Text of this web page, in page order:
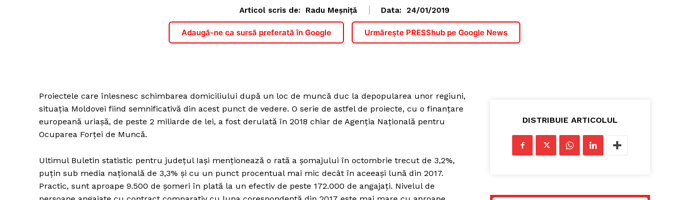
Articol scris de: Radu Meșniță Data: 24/01/2019
Adaugă-ne ca sursă preferată în Google Urmărește PRESShub pe Google News
Proiectele care înlesnesc schimbarea domiciliului după un loc de muncă duc la depopularea unor regiuni,
situația Moldovei fiind semnificativă din acest punct de vedere. O serie de astfel de proiecte, cu o finanțare
europeană uriașă, de peste 2 miliarde de lei, a fost derulată în 2018 chiar de Agenția Națională pentru
Ocuparea Forței de Muncă.
Ultimul Buletin statistic pentru județul Iași menționează o rată a șomajului în octombrie trecut de 3,2%,
puțin sub media națională de 3,3% și cu un punct procentual mai mic decât în aceeași lună din 2017.
Practic, sunt aproape 9.500 de șomeri în plată la un efectiv de peste 172.000 de angajați. Nivelul de
DISTRIBUIE ARTICOLUL